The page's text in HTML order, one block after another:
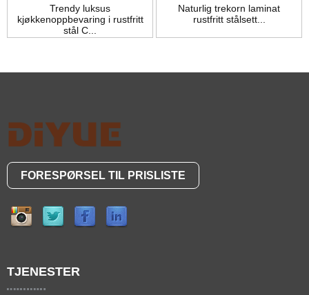
Trendy luksus
kjøkkenoppbevaring i rustfritt
stål C...
Naturlig trekorn laminat
rustfritt stålsett...
FORESPØRSEL TIL PRISLISTE
TJENESTER